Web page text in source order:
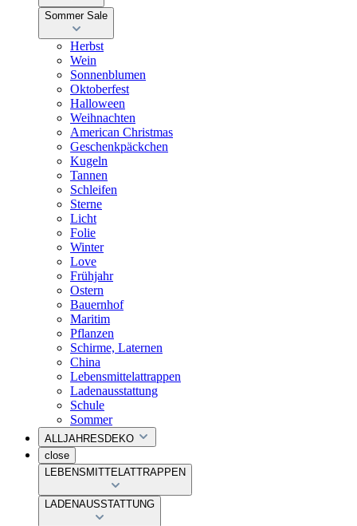
Sommer Sale
Herbst
Wein
Sonnenblumen
Oktoberfest
Halloween
Weihnachten
American Christmas
Geschenkpäckchen
Kugeln
Tannen
Schleifen
Sterne
Licht
Folie
Winter
Love
Frühjahr
Ostern
Bauernhof
Maritim
Pflanzen
Schirme, Laternen
China
Lebensmittelattrappen
Ladenausstattung
Schule
Sommer
ALLJAHRESDEKO
close
LEBENSMITTELATTRAPPEN
LADENAUSSTATTUNG